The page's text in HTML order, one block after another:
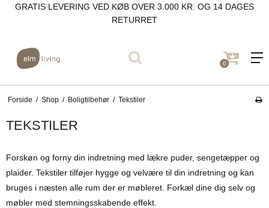
GRATIS LEVERING VED KØB OVER 3.000 KR. OG 14 DAGES
RETURRET
0
Forside / Shop / Boligtilbehør / Tekstiler
TEKSTILER
Forskøn og forny din indretning med lækre puder, sengetæpper og
plaider. Tekstiler tilføjer hygge og velvære til din indretning og kan
bruges i næsten alle rum der er møbleret. Forkæl dine dig selv og
møbler med stemningsskabende effekt.